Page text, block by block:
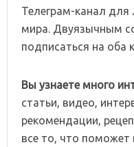
Телеграм-канал
мира. Двуязычным
подписаться на оба
Вы узнаете много
статьи, видео,
рекомендации,
все то, что поможет